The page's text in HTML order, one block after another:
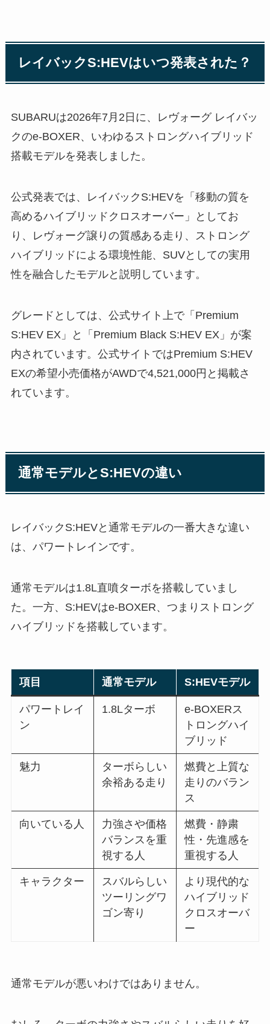
レイバックS:HEVはいつ発表された？
SUBARUは2026年7月2日に、レヴォーグ レイバッ
クのe-BOXER、いわゆるストロングハイブリッド
搭載モデルを発表しました。
公式発表では、レイバックS:HEVを「移動の質を
高めるハイブリッドクロスオーバー」としてお
り、レヴォーグ譲りの質感ある走り、ストロング
ハイブリッドによる環境性能、SUVとしての実用
性を融合したモデルと説明しています。
グレードとしては、公式サイト上で「Premium
S:HEV EX」と「Premium Black S:HEV EX」が案
内されています。公式サイトではPremium S:HEV
EXの希望小売価格がAWDで4,521,000円と掲載さ
れています。
通常モデルとS:HEVの違い
レイバックS:HEVと通常モデルの一番大きな違い
は、パワートレインです。
通常モデルは1.8L直噴ターボを搭載していまし
た。一方、S:HEVはe-BOXER、つまりストロング
ハイブリッドを搭載しています。
項目 通常モデル S:HEVモデル
パワートレイ
ン
1.8Lターボ
e-BOXERス
トロングハイ
ブリッド
魅力
ターボらしい
余裕ある走り
燃費と上質な
走りのバラン
ス
向いている人
力強さや価格
バランスを重
視する人
燃費・静粛
性・先進感を
重視する人
キャラクター
スバルらしい
ツーリングワ
ゴン寄り
より現代的な
ハイブリッド
クロスオーバ
ー
通常モデルが悪いわけではありません。